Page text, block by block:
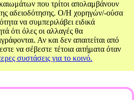
που τρίτοι απολαμβάνουν
αδειοδότησης. Ο/Η χορηγών/-ούσα
να συμπεριλάβει ειδικά
ότι όλες οι αλλαγές θα
Αν και δεν απαιτείται από
να σέβεστε τέτοια αιτήματα όταν
συστάσεις για το κοινό.